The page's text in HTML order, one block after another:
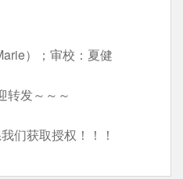
）；审校：夏健
转发～～～
们获取授权！！！